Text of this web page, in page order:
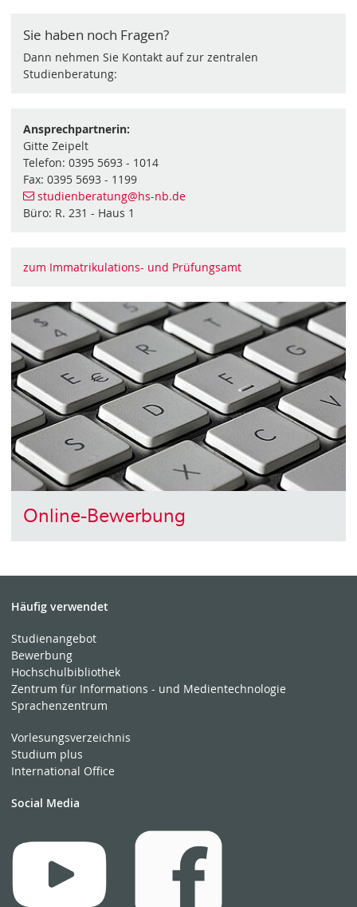
Sie haben noch Fragen?
Dann nehmen Sie Kontakt auf zur zentralen
Studienberatung:
Ansprechpartnerin:
Gitte Zeipelt
Telefon: 0395 5693 - 1014
Fax: 0395 5693 - 1199
studienberatung@hs-nb.de
Büro: R. 231 - Haus 1
zum Immatrikulations- und Prüfungsamt
Online-Bewerbung
Häufig verwendet
Studienangebot
Bewerbung
Hochschulbibliothek
Zentrum für Informations - und Medientechnologie
Sprachenzentrum
Vorlesungsverzeichnis
Studium plus
International Office
Social Media